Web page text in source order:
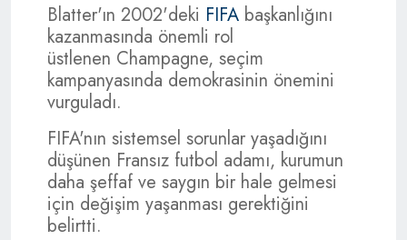
Blatter'ın 2002'deki FIFA başkanlığını
kazanmasında önemli rol
üstlenen Champagne, seçim
kampanyasında demokrasinin önemini
vurguladı.
FIFA'nın sistemsel sorunlar yaşadığını
düşünen Fransız futbol adamı, kurumun
daha şeffaf ve saygın bir hale gelmesi
için değişim yaşanması gerektiğini
belirtti.